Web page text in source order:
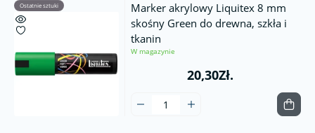
Ostatnie sztuki
Marker akrylowy Liquitex 8 mm
skośny Green do drewna, szkła i
tkanin
W magazynie
20,30Zł.